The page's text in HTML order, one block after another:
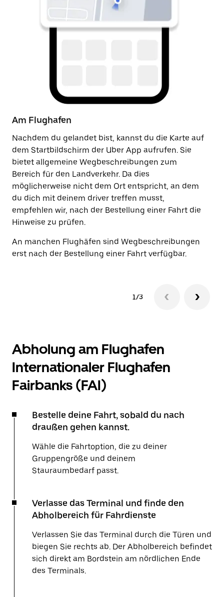
Am Flughafen
Nachdem du gelandet bist, kannst du die Karte auf
dem Startbildschirm der Uber App aufrufen. Sie
bietet allgemeine Wegbeschreibungen zum
Bereich für den Landverkehr. Da dies
möglicherweise nicht dem Ort entspricht, an dem
du dich mit deinem driver treffen musst,
empfehlen wir, nach der Bestellung einer Fahrt die
Hinweise zu prüfen.
An manchen Flughäfen sind Wegbeschreibungen
erst nach der Bestellung einer Fahrt verfügbar.
1/3
Abholung am Flughafen
Internationaler Flughafen
Fairbanks (FAI)
Bestelle deine Fahrt, sobald du nach
draußen gehen kannst.
Wähle die Fahrtoption, die zu deiner
Gruppengröße und deinem
Stauraumbedarf passt.
Verlasse das Terminal und finde den
Abholbereich für Fahrdienste
Verlassen Sie das Terminal durch die Türen und
biegen Sie rechts ab. Der Abholbereich befindet
sich direkt am Bordstein am nördlichen Ende
des Terminals.